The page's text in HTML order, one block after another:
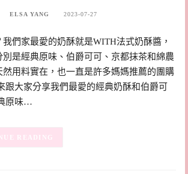
ELSA YANG 2023-07-27
們家最愛的奶酥就是WITH法式奶酥醬，
是經典原味、伯爵可可、京都抹茶和綿農
用料實在，也一直是許多媽媽推薦的團購
跟大家分享我們最愛的經典奶酥和伯爵可
原味…
READING